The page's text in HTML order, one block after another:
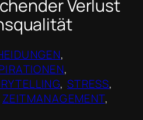
Verlust
, STRESS
ZEITMANAGEMENT